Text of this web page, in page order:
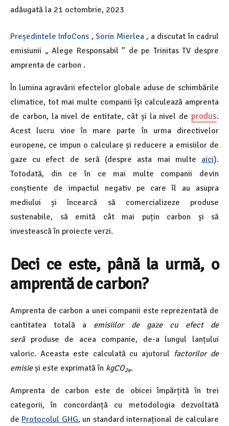
adăugată la 21 octombrie, 2023
Președintele InfoCons ,Sorin Mierlea, a discutat în cadrul
emisiunii „ Alege Responsabil ” de pe Trinitas TV despre
amprenta de carbon .
În lumina agravării efectelor globale aduse de schimbările
climatice, tot mai multe companii își calculează amprenta
de carbon, la nivel de entitate, cât și la nivel de produs.
Acest lucru vine în mare parte în urma directivelor
europene, ce impun o calculare și reducere a emisiilor de
gaze cu efect de seră (despre asta mai multe aici).
Totodată, din ce în ce mai multe companii devin
conștiente de impactul negativ pe care îl au asupra
mediului și încearcă să comercializeze produse
sustenabile, să emită cât mai puțin carbon și să
investească în proiecte verzi.
Deci ce este, până la urmă, o
amprentă de carbon?
Amprenta de carbon a unei companii este reprezentată de
cantitatea totală a emisiilor de gaze cu efect de
serăproduse de acea companie, de-a lungul lanțului
valoric. Aceasta este calculată cu ajutorul factorilor de
emisieși este exprimată în kgCO2e.
Amprenta de carbon este de obicei împărțită în trei
categorii, în concordanță cu metodologia dezvoltată
de Protocolul GHG, un standard internațional de calculare